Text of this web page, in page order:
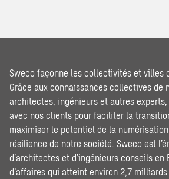
Sweco façonne les collectivités et villes
Grâce aux connaissances collectives de
architectes, ingénieurs et autres
avec nos clients pour faciliter la
maximiser le potentiel de la
résilience de notre société. Sweco est
d’architectes et d’ingénieurs conseils
d’affaires qui atteint environ 2,7 milliards